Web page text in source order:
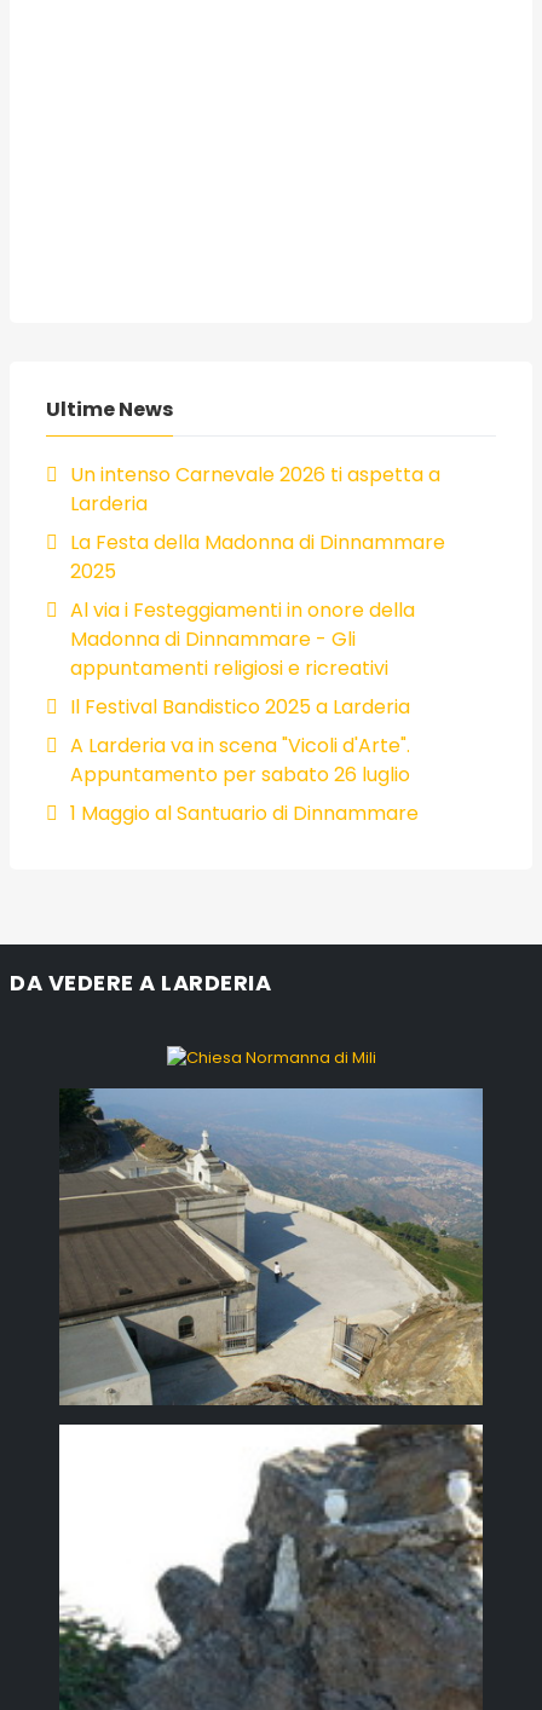
Ultime News
Un intenso Carnevale 2026 ti aspetta a
Larderia
La Festa della Madonna di Dinnammare
2025
Al via i Festeggiamenti in onore della
Madonna di Dinnammare - Gli
appuntamenti religiosi e ricreativi
Il Festival Bandistico 2025 a Larderia
A Larderia va in scena "Vicoli d'Arte".
Appuntamento per sabato 26 luglio
1 Maggio al Santuario di Dinnammare
DA VEDERE A LARDERIA